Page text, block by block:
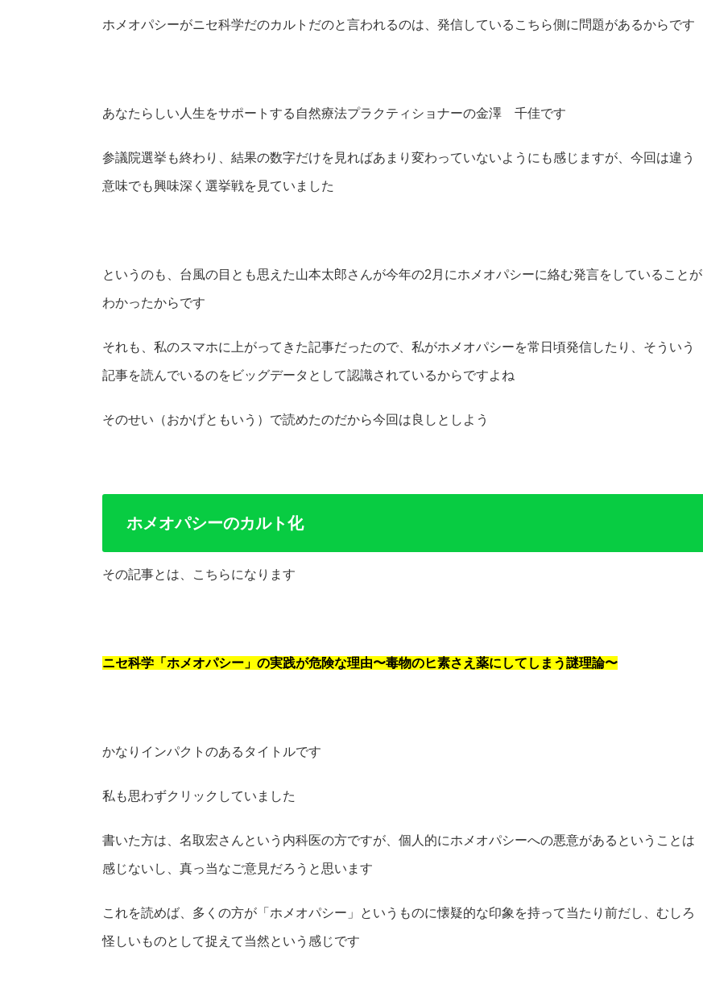
/home/
net/public_html/wp-con
cache/sns-count-cache.
ホメオパシーがニセ科学だのカルトだのと言われるのは、発信しているこちら側に問題があるからです
あなたらしい人生をサポートする自然療法プラクティショナーの金澤 千佳です
参議院選挙も終わり、結果の数字だけを見ればあまり変わっていないようにも感じますが、今回は違う
意味でも興味深く選挙戦を見ていました
というのも、台風の目とも思えた山本太郎さんが今年の2月にホメオパシーに絡む発言をしていることが
わかったからです
それも、私のスマホに上がってきた記事だったので、私がホメオパシーを常日頃発信したり、そういう
記事を読んでいるのをビッグデータとして認識されているからですよね
そのせい（おかげともいう）で読めたのだから今回は良しとしよう
ホメオパシーのカルト化
その記事とは、こちらになります
ニセ科学「ホメオパシー」の実践が危険な理由〜毒物のヒ素さえ薬にしてしまう謎理論〜
かなりインパクトのあるタイトルです
私も思わずクリックしていました
書いた方は、名取宏さんという内科医の方ですが、個人的にホメオパシーへの悪意があるということは
感じないし、真っ当なご意見だろうと思います
これを読めば、多くの方が「ホメオパシー」というものに懐疑的な印象を持って当たり前だし、むしろ
怪しいものとして捉えて当然という感じです